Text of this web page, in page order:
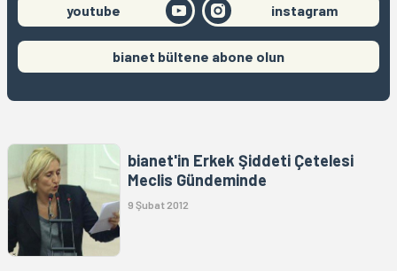
youtube instagram
bianet bültene abone olun
bianet'in Erkek Şiddeti Çetelesi
Meclis Gündeminde
9 Şubat 2012